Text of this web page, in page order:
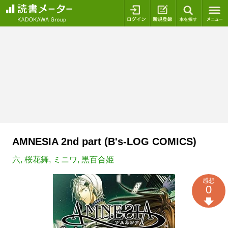
ログイン 新規登録
AMNESIA 2nd part (B's-LOG COMICS)
六, 桜花舞, ミニワ, 黒百合姫
感想
0